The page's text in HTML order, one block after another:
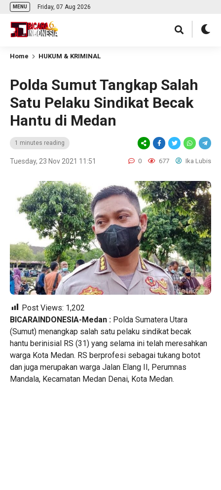
MENU Friday, 07 Aug 2026
Home HUKUM & KRIMINAL
Polda Sumut Tangkap Salah
Satu Pelaku Sindikat Becak
Hantu di Medan
1 minutes reading
Tuesday, 23 Nov 2021 11:51 0 677 Ika Lubis
Post Views: 1,202
BICARAINDONESIA-Medan : Polda Sumatera Utara
(Sumut) menangkap salah satu pelaku sindikat becak
hantu berinisial RS (31) yang selama ini telah meresahkan
warga Kota Medan. RS berprofesi sebagai tukang botot
dan juga merupakan warga Jalan Elang II, Perumnas
Mandala, Kecamatan Medan Denai, Kota Medan.